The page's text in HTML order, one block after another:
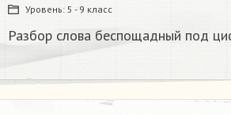
Уровень: 5 - 9 класс
Разбор слова беспощадный под